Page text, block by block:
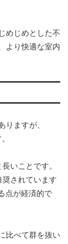
めじめとした不
より快適な室内
りますが、
いことです。
されています
点が経済的で
比べて群を抜い